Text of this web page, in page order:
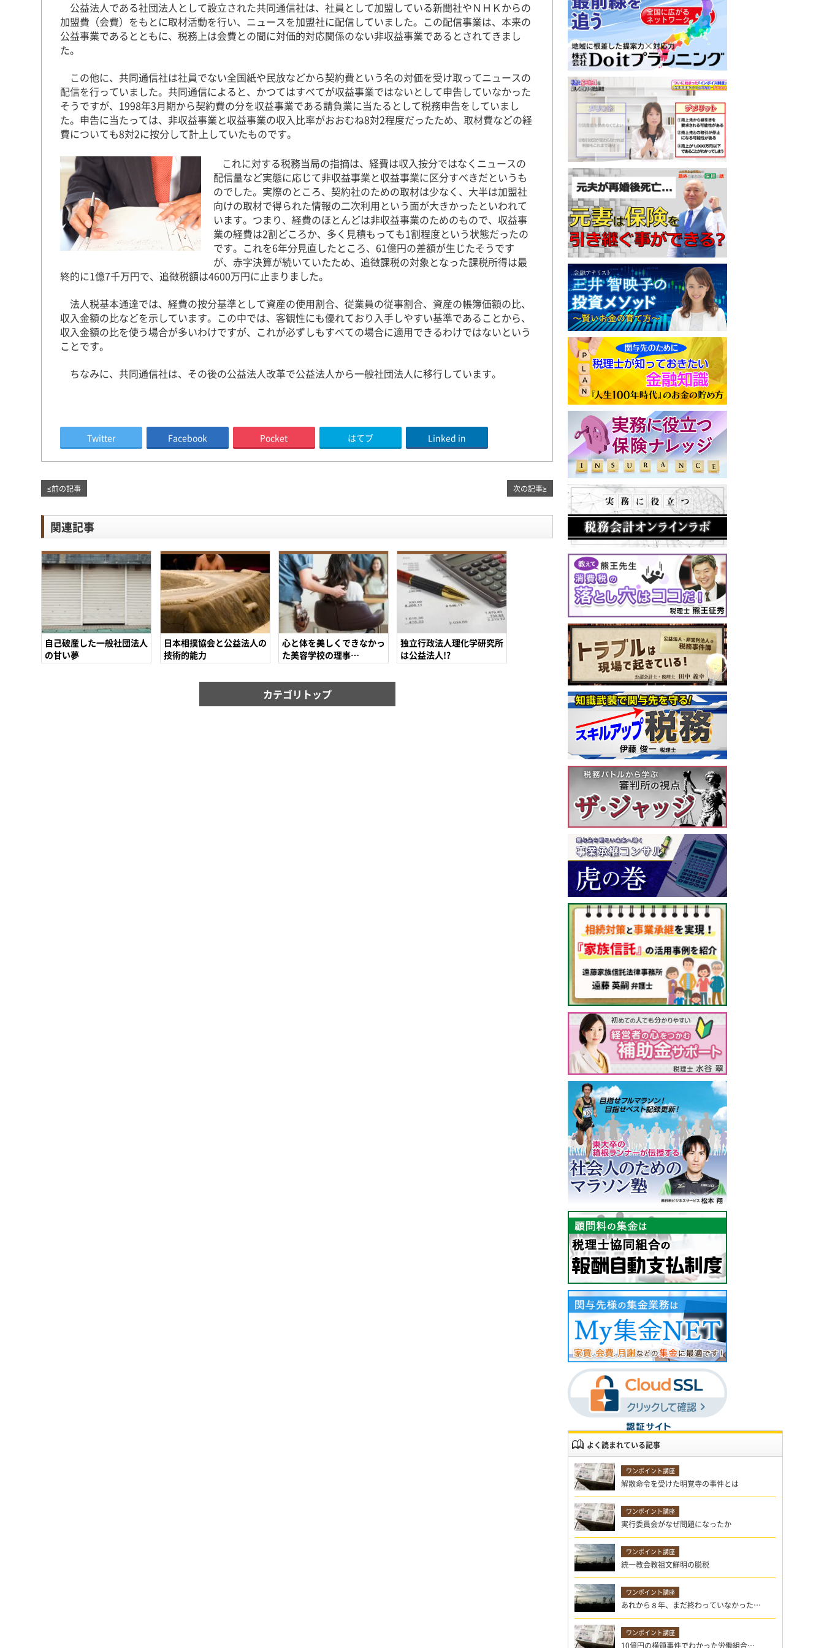
公益法人である社団法人として設立された共同通信社は、社員として加盟している新聞社やＮＨＫからの
加盟費（会費）をもとに取材活動を行い、ニュースを加盟社に配信していました。この配信事業は、本来の
公益事業であるとともに、税務上は会費との間に対価的対応関係のない非収益事業であるとされてきまし
た。
この他に、共同通信社は社員でない全国紙や民放などから契約費という名の対価を受け取ってニュースの
配信を行っていました。共同通信によると、かつてはすべてが収益事業ではないとして申告していなかった
そうですが、1998年3月期から契約費の分を収益事業である請負業に当たるとして税務申告をしていまし
た。申告に当たっては、非収益事業と収益事業の収入比率がおおむね8対2程度だったため、取材費などの経
費についても8対2に按分して計上していたものです。
これに対する税務当局の指摘は、経費は収入按分ではなくニュースの
配信量など実態に応じて非収益事業と収益事業に区分すべきだというも
のでした。実際のところ、契約社のための取材は少なく、大半は加盟社
向けの取材で得られた情報の二次利用という面が大きかったといわれて
います。つまり、経費のほとんどは非収益事業のためのもので、収益事
業の経費は2割どころか、多く見積もっても1割程度という状態だったの
です。これを6年分見直したところ、61億円の差額が生じたそうです
が、赤字決算が続いていたため、追徴課税の対象となった課税所得は最
終的に1億7千万円で、追徴税額は4600万円に止まりました。
法人税基本通達では、経費の按分基準として資産の使用割合、従業員の従事割合、資産の帳簿価額の比、
収入金額の比などを示しています。この中では、客観性にも優れており入手しやすい基準であることから、
収入金額の比を使う場合が多いわけですが、これが必ずしもすべての場合に適用できるわけではないという
ことです。
ちなみに、共同通信社は、その後の公益法人改革で公益法人から一般社団法人に移行しています。
Twitter Facebook Pocket はてブ Linked in
≤前の記事 次の記事≥
関連記事
自己破産した一般社団法人
の甘い夢
日本相撲協会と公益法人の
技術的能力
心と体を美しくできなかっ
た美容学校の理事…
独立行政法人理化学研究所
は公益法人!?
カテゴリトップ
よく読まれている記事
解散命令を受けた明覚寺の事件とは
実行委員会がなぜ問題になったか
統一教会教祖文鮮明の脱税
あれから８年、まだ終わっていなかった…
10億円の横領事件でわかった労働組合…